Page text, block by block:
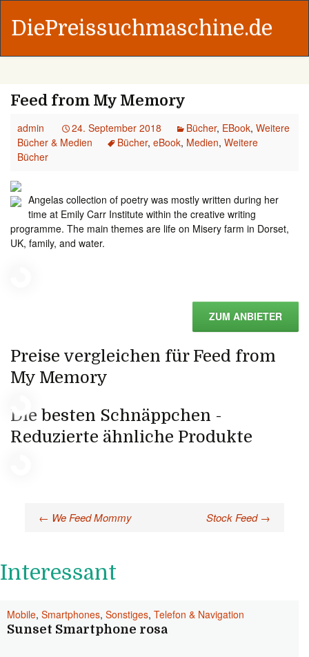
DiePreissuchmaschine.de
Feed from My Memory
admin 24. September 2018 Bücher, EBook, Weitere
Bücher & Medien
Bücher, eBook, Medien, Weitere
Bücher
Angelas collection of poetry was mostly written during her
time at Emily Carr Institute within the creative writing
programme. The main themes are life on Misery farm in Dorset,
UK, family, and water.
ZUM ANBIETER
Preise vergleichen für Feed from
My Memory
Die besten Schnäppchen -
Reduzierte ähnliche Produkte
Beitragsnavigation
← We Feed Mommy Stock Feed →
Interessant
Mobile, Smartphones, Sonstiges, Telefon & Navigation
Sunset Smartphone rosa